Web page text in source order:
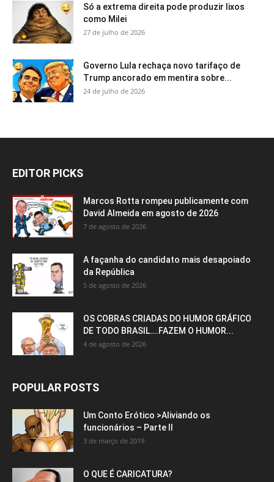
Só a extrema direita pode produzir lixos
como Milei
27 de julho de 2026
Governo Lula rechaça novo tarifaço de
Trump ancorado em mentira sobre...
24 de julho de 2026
EDITOR PICKS
Marcos Rotta rompeu publicamente com
David Almeida em agosto de 2026
7 de agosto de 2026
A façanha do candidato mais desapoiado
da República
5 de agosto de 2026
OS COBRAS CRIADAS DO HUMOR GRÁFICO
DE TODO BRASIL….FAZEM O HUMOR...
4 de agosto de 2026
POPULAR POSTS
Um Conto Erótico >Aliviando os
funcionários – Parte II
3 de março de 2019
O QUE É CARICATURA?